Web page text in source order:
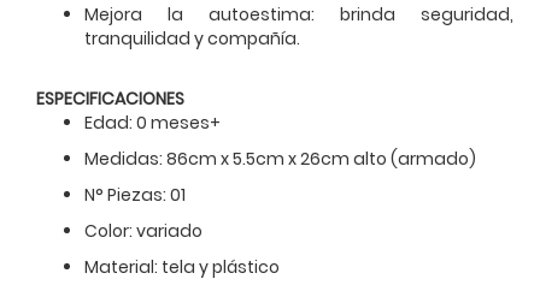
Mejora la autoestima: brinda seguridad,
tranquilidad y compañía.
ESPECIFICACIONES
Edad: 0 meses+
Medidas: 86cm x 5.5cm x 26cm alto (armado)
N° Piezas: 01
Color: variado
Material: tela y plástico